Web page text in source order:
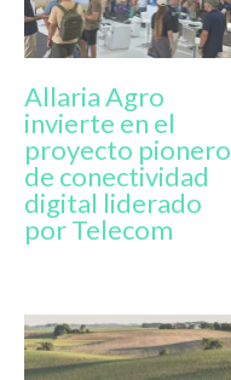
Allaria Agro
invierte en el
proyecto pionero
de conectividad
digital liderado
por Telecom